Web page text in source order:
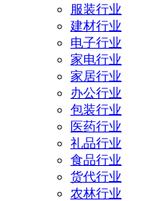
服装行业
建材行业
电子行业
家电行业
家居行业
办公行业
包装行业
医药行业
礼品行业
食品行业
货代行业
农林行业